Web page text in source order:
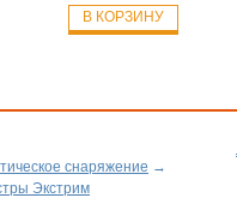
В КОРЗИНУ
снаряжение →
Экстрим